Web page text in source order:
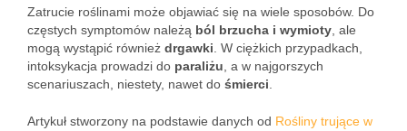
Zatrucie roślinami może objawiać się na wiele sposobów. Do
częstych symptomów należą ból brzucha i wymioty , ale
mogą wystąpić również drgawki . W ciężkich przypadkach,
intoksykacja prowadzi do paraliżu , a w najgorszych
scenariuszach, niestety, nawet do śmierci
Artykuł stworzony na podstawie danych od Rośliny trujące w